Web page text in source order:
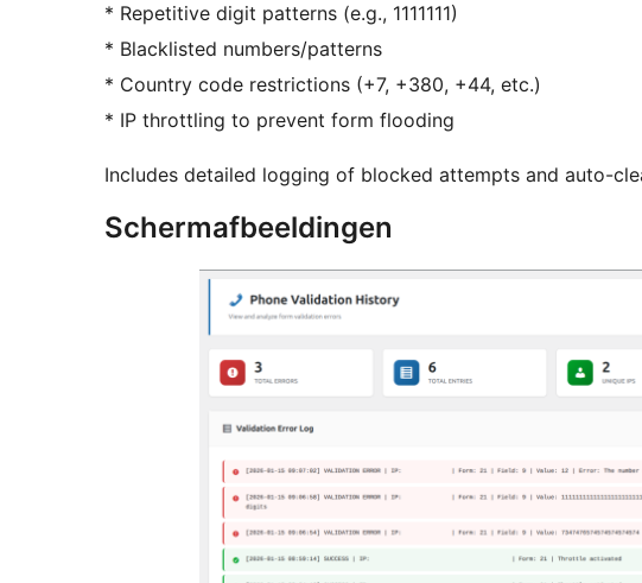
* Repetitive digit patterns (e.g., 1111111)
* Blacklisted numbers/patterns
* Country code restrictions (+7, +380, +44, etc.)
* IP throttling to prevent form flooding
Includes detailed logging of blocked attempts and auto-
Schermafbeeldingen